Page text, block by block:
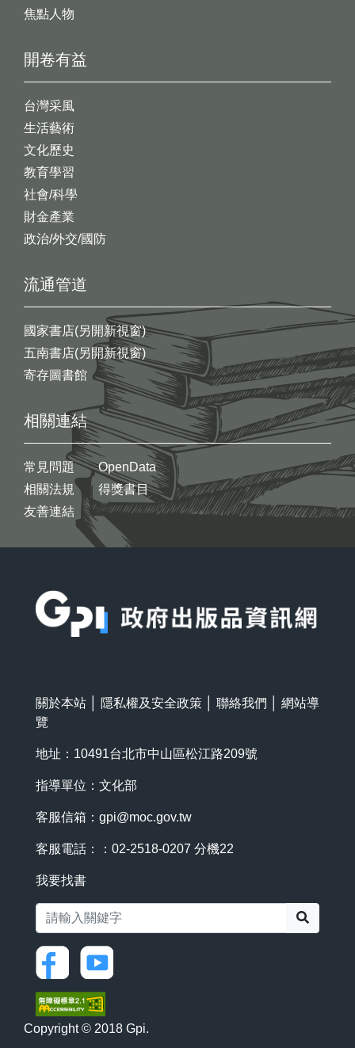
開卷有益
台灣采風
生活藝術
文化歷史
教育學習
社會/科學
財金產業
政治/外交/國防
焦點人物
流通管道
國家書店(另開新視窗)
五南書店(另開新視窗)
寄存圖書館
相關連結
常見問題
相關法規
友善連結
OpenData
得獎書目
關於本站 隱私權及安全政策 聯絡我們
網站導
覽
地址：10491台北市中山區松江路209號
指導單位：文化部
客服信箱： gpi@moc.gov.tw
客服電話：：02-2518-0207 分機22
我要找書
Copyright © 2018 Gpi.